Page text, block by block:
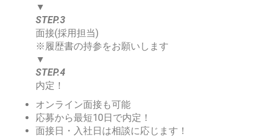
▼
STEP.3
面接(採用担当)
※履歴書の持参をお願いします
▼
STEP.4
内定！
オンライン面接も可能
応募から最短10日で内定！
面接日・入社日は相談に応じます！